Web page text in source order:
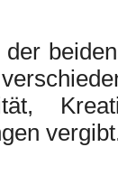
der